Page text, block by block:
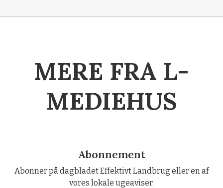
MERE FRA L-
MEDIEHUS
Abonnement
Abonner på dagbladet Effektivt Landbrug eller en af
vores lokale ugeaviser.